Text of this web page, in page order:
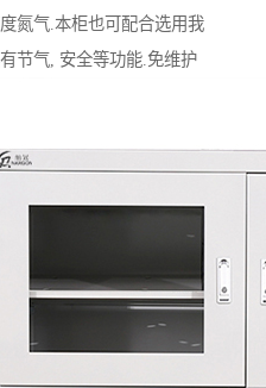
氮气.本柜也可配合选用我
节气, 安全等功能.免维护